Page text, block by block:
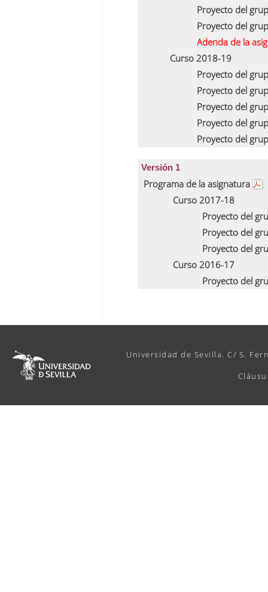
Proyecto del
Proyecto del
Adenda de la
Curso 2018-19
Proyecto del
Proyecto del
Proyecto del
Proyecto del
Proyecto del
Versión 1
Programa de la asignatura
Curso 2017-18
Proyecto del
Proyecto del
Proyecto del
Curso 2016-17
Proyecto del
Universidad de Sevilla. C/ S.